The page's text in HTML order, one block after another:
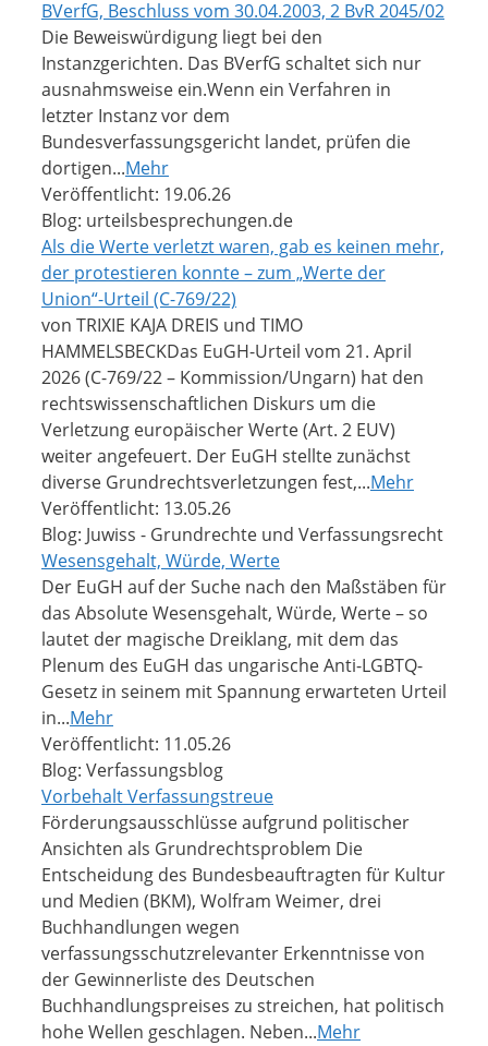
BVerfG, Beschluss vom 30.04.2003, 2 BvR 2045/02
Die Beweiswürdigung liegt bei den
Instanzgerichten. Das BVerfG schaltet sich nur
ausnahmsweise ein.Wenn ein Verfahren in
letzter Instanz vor dem
Bundesverfassungsgericht landet, prüfen die
dortigen...Mehr
Veröffentlicht: 19.06.26
Blog: urteilsbesprechungen.de
Als die Werte verletzt waren, gab es keinen mehr,
der protestieren konnte – zum „Werte der
Union“-Urteil (C-769/22)
von TRIXIE KAJA DREIS und TIMO
HAMMELSBECKDas EuGH-Urteil vom 21. April
2026 (C-769/22 – Kommission/Ungarn) hat den
rechtswissenschaftlichen Diskurs um die
Verletzung europäischer Werte (Art. 2 EUV)
weiter angefeuert. Der EuGH stellte zunächst
diverse Grundrechtsverletzungen fest,...Mehr
Veröffentlicht: 13.05.26
Blog: Juwiss - Grundrechte und Verfassungsrecht
Wesensgehalt, Würde, Werte
Der EuGH auf der Suche nach den Maßstäben für
das Absolute Wesensgehalt, Würde, Werte – so
lautet der magische Dreiklang, mit dem das
Plenum des EuGH das ungarische Anti-LGBTQ-
Gesetz in seinem mit Spannung erwarteten Urteil
in...Mehr
Veröffentlicht: 11.05.26
Blog: Verfassungsblog
Vorbehalt Verfassungstreue
Förderungsausschlüsse aufgrund politischer
Ansichten als Grundrechtsproblem Die
Entscheidung des Bundesbeauftragten für Kultur
und Medien (BKM), Wolfram Weimer, drei
Buchhandlungen wegen
verfassungsschutzrelevanter Erkenntnisse von
der Gewinnerliste des Deutschen
Buchhandlungspreises zu streichen, hat politisch
hohe Wellen geschlagen. Neben...Mehr